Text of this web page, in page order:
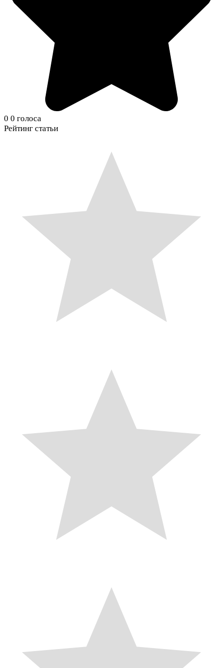
0 0 голоса
Рейтинг статьи